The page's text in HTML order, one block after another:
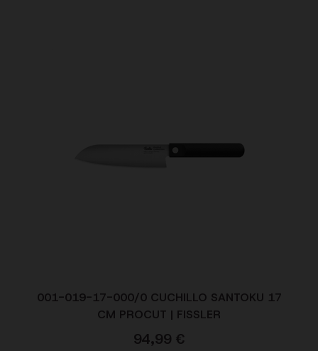
001-019-17-000/0 CUCHILLO SANTOKU 17
CM PROCUT | FISSLER
94,99 €